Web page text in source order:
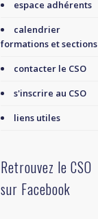
espace adhérents
calendrier
formations et sections
contacter le CSO
s'inscrire au CSO
liens utiles
Retrouvez le CSO
sur Facebook